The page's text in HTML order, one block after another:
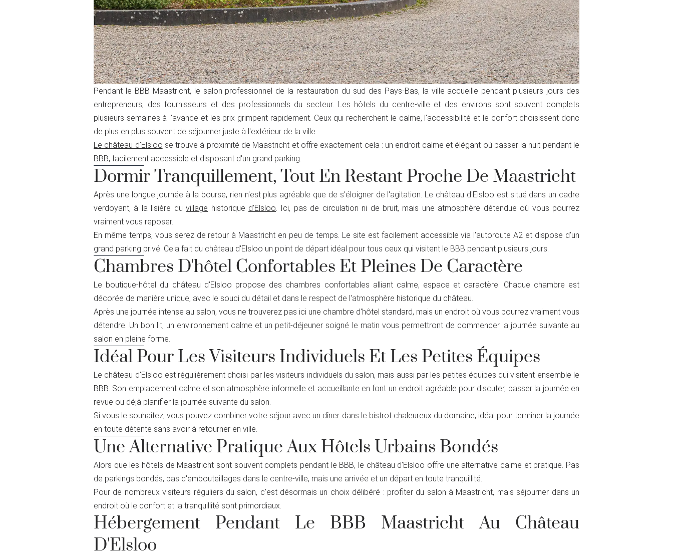
Pendant le BBB Maastricht, le salon professionnel de la restauration du sud des Pays-Bas, la ville accueille pendant plusieurs jours des
entrepreneurs, des fournisseurs et des professionnels du secteur. Les hôtels du centre-ville et des environs sont souvent complets
plusieurs semaines à l'avance et les prix grimpent rapidement. Ceux qui recherchent le calme, l'accessibilité et le confort choisissent donc
de plus en plus souvent de séjourner juste à l'extérieur de la ville.
Le château d'Elsloo se trouve à proximité de Maastricht et offre exactement cela : un endroit calme et élégant où passer la nuit pendant le
BBB, facilement accessible et disposant d'un grand parking.
Dormir Tranquillement, Tout En Restant Proche De Maastricht
Après une longue journée à la bourse, rien n'est plus agréable que de s'éloigner de l'agitation. Le château d'Elsloo est situé dans un cadre
verdoyant, à la lisière duvillage historique d'Elsloo. Ici, pas de circulation ni de bruit, mais une atmosphère détendue où vous pourrez
vraiment vous reposer.
En même temps, vous serez de retour à Maastricht en peu de temps. Le site est facilement accessible via l'autoroute A2 et dispose d'un
grand parking privé. Cela fait du château d'Elsloo un point de départ idéal pour tous ceux qui visitent le BBB pendant plusieurs jours.
Chambres D'hôtel Confortables Et Pleines De Caractère
Le boutique-hôtel du château d'Elsloo propose des chambres confortables alliant calme, espace et caractère. Chaque chambre est
décorée de manière unique, avec le souci du détail et dans le respect de l'atmosphère historique du château.
Après une journée intense au salon, vous ne trouverez pas ici une chambre d'hôtel standard, mais un endroit où vous pourrez vraiment vous
détendre. Un bon lit, un environnement calme et un petit-déjeuner soigné le matin vous permettront de commencer la journée suivante au
salon en pleine forme.
Idéal Pour Les Visiteurs Individuels Et Les Petites Équipes
Le château d'Elsloo est régulièrement choisi par les visiteurs individuels du salon, mais aussi par les petites équipes qui visitent ensemble le
BBB. Son emplacement calme et son atmosphère informelle et accueillante en font un endroit agréable pour discuter, passer la journée en
revue ou déjà planifier la journée suivante du salon.
Si vous le souhaitez, vous pouvez combiner votre séjour avec un dîner dans le bistrot chaleureux du domaine, idéal pour terminer la journée
en toute détente sans avoir à retourner en ville.
Une Alternative Pratique Aux Hôtels Urbains Bondés
Alors que les hôtels de Maastricht sont souvent complets pendant le BBB, le château d'Elsloo offre une alternative calme et pratique. Pas
de parkings bondés, pas d'embouteillages dans le centre-ville, mais une arrivée et un départ en toute tranquillité.
Pour de nombreux visiteurs réguliers du salon, c'est désormais un choix délibéré : profiter du salon à Maastricht, mais séjourner dans un
endroit où le confort et la tranquillité sont primordiaux.
Hébergement Pendant Le BBB Maastricht Au Château
D'Elsloo